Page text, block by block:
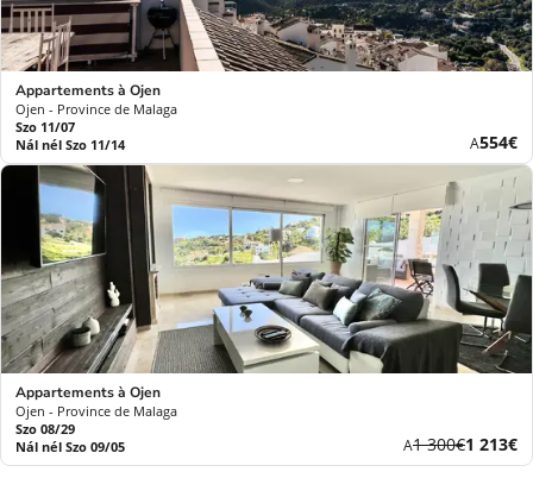
Appartements à Ojen
Ojen - Province de Malaga
Szo 11/07
Nál nél Szo 11/14
AÚj
ár
554€
Appartements à Ojen
Ojen - Province de Malaga
Szo 08/29
Nál nél Szo 09/05
AKorábbi
díj
1 300€Új
ár
1 213€